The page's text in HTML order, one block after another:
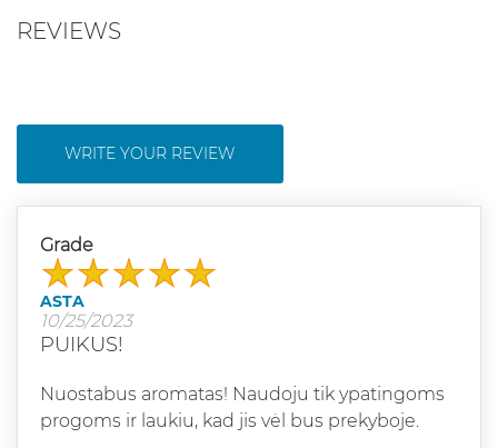
REVIEWS
WRITE YOUR REVIEW
Grade
ASTA
10/25/2023
PUIKUS!
Nuostabus aromatas! Naudoju tik ypatingoms
progoms ir laukiu, kad jis vėl bus prekyboje.